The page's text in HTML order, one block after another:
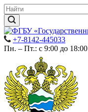
+7-8142-445033
Пн. – Пт.: с 9:00 до 18:00